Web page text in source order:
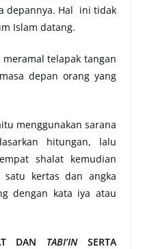
depannya. Hal ini tidak
Islam datang.
telapak tangan
depan orang yang
menggunakan sarana
hitungan, lalu
shalat kemudian
kertas dan angka
dengan kata iya atau
DAN TABI’INSERTA